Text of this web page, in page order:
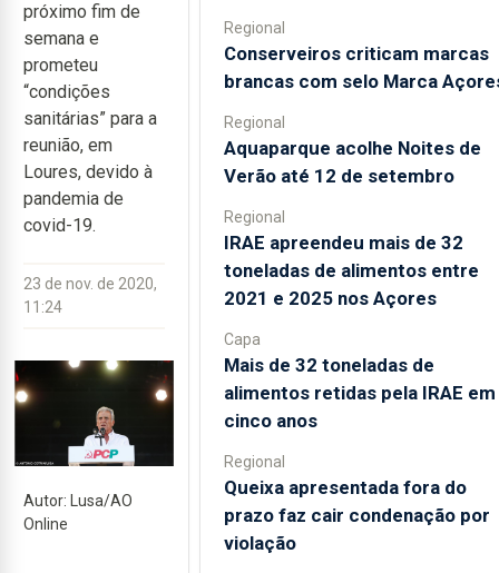
próximo fim de
semana e
prometeu
“condições
sanitárias” para a
reunião, em
Loures, devido à
pandemia de
covid-19.
23 de nov. de 2020,
11:24
Autor: Lusa/AO
Online
Regional
Conserveiros criticam marcas
brancas com selo Marca
Regional
Aquaparque acolhe Noites de
Verão até 12 de setembro
Regional
IRAE apreendeu mais de 32
toneladas de alimentos entre
2021 e 2025 nos Açores
Capa
Mais de 32 toneladas de
alimentos retidas pela IRAE em
cinco anos
Regional
Queixa apresentada fora do
prazo faz cair condenação por
violação